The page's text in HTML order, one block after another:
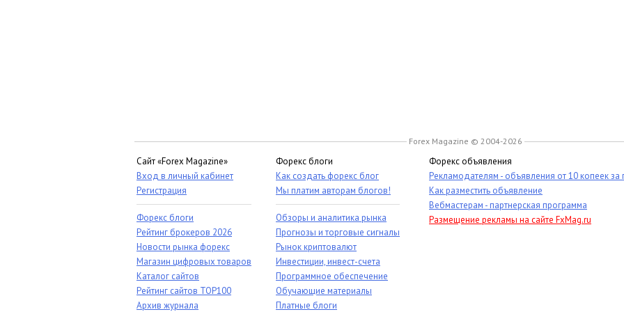
Forex Magazine © 2004-2026
Сайт «Forex Magazine»
Вход в личный кабинет
Регистрация
Форекс блоги
Рейтинг брокеров 2026
Новости рынка форекс
Магазин цифровых товаров
Каталог сайтов
Рейтинг сайтов TOP100
Архив журнала
Форекс блоги
Как создать форекс блог
Мы платим авторам блогов!
Обзоры и аналитика рынка
Прогнозы и торговые сигналы
Рынок криптовалют
Инвестиции, инвест-счета
Программное обеспечение
Обучающие материалы
Платные блоги
Форекс объявления
Рекламодателям - объявления от 10 копеек за
Как разместить объявление
Вебмастерам - партнерская программа
Размещение рекламы на сайте FxMag.ru